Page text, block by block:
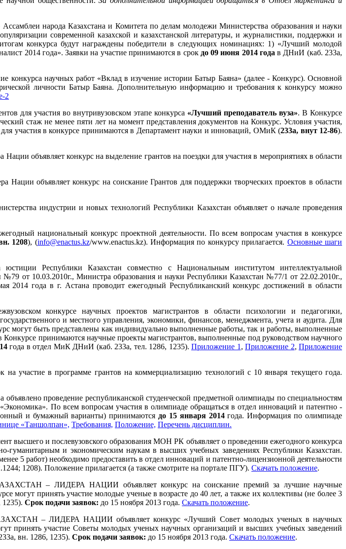
народа Казахстана и Комитета по делам молодежи Министерства образования и науки
современной казахской и казахстанской литературы, и журналистики, поддержки и
конкурса будут награждены победители в следующих номинациях: 1) «Лучший молодой
2014 года». Заявки на участие принимаются в срок до 09 июня 2014 года в ДНиИ (каб. 233а,
конкурса научных работ «Вклад в изучение истории Батыр Баяна» (далее - Конкурс). Основной
личности Батыр Баяна. Дополнительную информацию и требования к конкурсу можно
2
для участия во внутривузовском этапе конкурса «Лучший преподаватель вуза». В Конкурсе
стаж не менее пяти лет на момент представления документов на Конкурс. Условия участия,
участия в конкурсе принимаются в Департамент науки и инноваций, ОМиК (233а, внут 12-86).
объявляет конкурс на выделение грантов на поездки для участия в мероприятиях в области
Нации объявляет конкурс на соискание Грантов для поддержки творческих проектов в области
индустрии и новых технологий Республики Казахстан объявляет о начале проведения
национальный конкурс проектной деятельности. По всем вопросам участия в конкурсе
1208), ( /www.enactus.kz). Информация по конкурсу прилагается. Основные шаги
Республики Казахстан совместно с Национальным институтом интеллектуальной
от 10.03.2010г., Министра образования и науки Республики Казахстан №77/1 от 22.02.2010г.,
года в г. Астана проводит ежегодный Республиканский конкурс достижений в области
конкурсе научных проектов магистрантов в области психологии и педагогики,
и местного управления, экономики, финансов, менеджмента, учета и аудита. Для
могут быть представлены как индивидуально выполненные работы, так и работы, выполненные
Конкурсе принимаются научные проекты магистрантов, выполненные под руководством научного
года в отдел МиК ДНиИ (каб. 233а, тел. 1286, 1235). Приложение 1 , Приложение 2, Приложение
участие в программе грантов на коммерциализацию технологий с 10 января текущего года.
проведение республиканской студенческой предметной олимпиады по специальностям
По всем вопросам участия в олимпиаде обращаться в отдел инноваций и патентно -
и бумажный варианты) принимаются до 15 января 2014года. Информация по олимпиаде
«Таншолпан», Требования, Положение, Перечень дисциплин.
высшего и послевузовского образования МОН РК объявляет о проведении ежегодного конкурса
гуманитарным и экономическим наукам в высших учебных заведениях Республики Казахстан.
5 работ) необходимо предоставить в отдел инноваций и патентно-лицензионной деятельности
1208). Положение прилагается (а также смотрите на портале ПГУ). Скачать положение.
– ЛИДЕРА НАЦИИ объявляет конкурс на соискание премий за лучшие научные
могут принять участие молодые ученые в возрасте до 40 лет, а также их коллективы (не более 3
1235). Срок подачи заявок: до 15 ноября 2013 года. Скачать положение.
– ЛИДЕРА НАЦИИ объявляет конкурс «Лучший Совет молодых ученых в научных
принять участие Советы молодых ученых научных организаций и высших учебных заведений
вн. 1286, 1235). Срок подачи заявок: до 15 ноября 2013 года. Скачать положение.